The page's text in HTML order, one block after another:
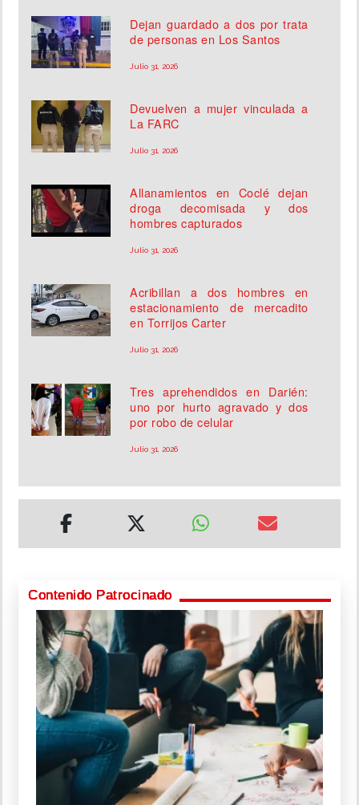
Dejan guardado a dos por trata
de personas en Los Santos
Julio 31, 2026
Devuelven a mujer vinculada a
La FARC
Julio 31, 2026
Allanamientos en Coclé dejan
droga decomisada y dos
hombres capturados
Julio 31, 2026
Acribillan a dos hombres en
estacionamiento de mercadito
en Torrijos Carter
Julio 31, 2026
Tres aprehendidos en Darién:
uno por hurto agravado y dos
por robo de celular
Julio 31, 2026
Contenido Patrocinado